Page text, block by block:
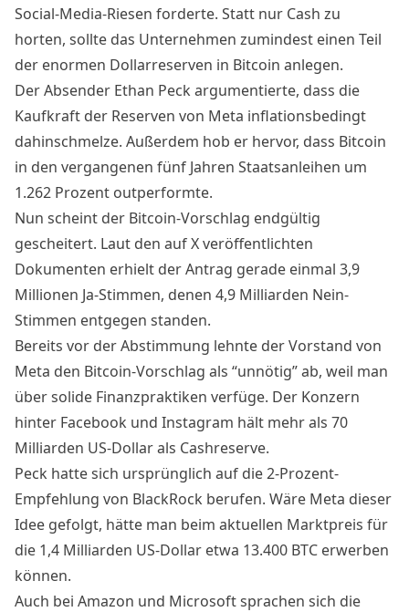
Social-Media-Riesen forderte. Statt nur Cash zu
horten, sollte das Unternehmen zumindest einen Teil
der enormen Dollarreserven in Bitcoin anlegen.
Der Absender Ethan Peck argumentierte, dass die
Kaufkraft der Reserven von Meta inflationsbedingt
dahinschmelze. Außerdem hob er hervor, dass Bitcoin
in den vergangenen fünf Jahren Staatsanleihen um
1.262 Prozent outperformte.
Nun scheint der Bitcoin-Vorschlag endgültig
gescheitert. Laut den auf X veröffentlichten
Dokumenten erhielt der Antrag gerade einmal 3,9
Millionen Ja-Stimmen, denen 4,9 Milliarden Nein-
Stimmen entgegen standen.
Bereits vor der Abstimmung lehnte der Vorstand von
Meta den Bitcoin-Vorschlag als “unnötig” ab, weil man
über solide Finanzpraktiken verfüge. Der Konzern
hinter Facebook und Instagram hält mehr als 70
Milliarden US-Dollar als Cashreserve.
Peck hatte sich ursprünglich auf die 2-Prozent-
Empfehlung von BlackRock berufen. Wäre Meta dieser
Idee gefolgt, hätte man beim aktuellen Marktpreis für
die 1,4 Milliarden US-Dollar etwa 13.400 BTC erwerben
können.
Auch bei Amazon und Microsoft sprachen sich die